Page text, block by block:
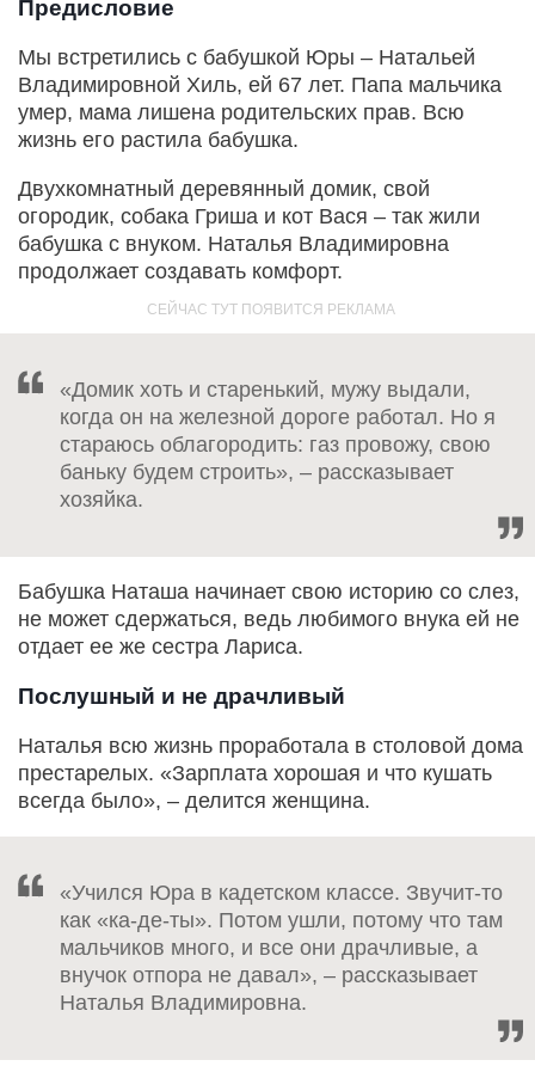
Предисловие
Мы встретились с бабушкой Юры – Натальей
Владимировной Хиль, ей 67 лет. Папа мальчика
умер, мама лишена родительских прав. Всю
жизнь его растила бабушка.
Двухкомнатный деревянный домик, свой
огородик, собака Гриша и кот Вася – так жили
бабушка с внуком. Наталья Владимировна
продолжает создавать комфорт.
«Домик хоть и старенький, мужу выдали,
когда он на железной дороге работал. Но я
стараюсь облагородить: газ провожу, свою
баньку будем строить», – рассказывает
хозяйка.
Бабушка Наташа начинает свою историю со слез,
не может сдержаться, ведь любимого внука ей не
отдает ее же сестра Лариса.
Послушный и не драчливый
Наталья всю жизнь проработала в столовой дома
престарелых. «Зарплата хорошая и что кушать
всегда было», – делится женщина.
«Учился Юра в кадетском классе. Звучит-то
как «ка-де-ты». Потом ушли, потому что там
мальчиков много, и все они драчливые, а
внучок отпора не давал», – рассказывает
Наталья Владимировна.